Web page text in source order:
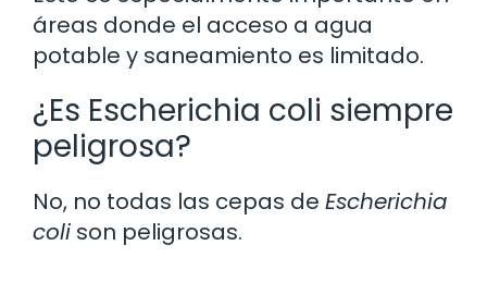
áreas donde el acceso a agua
potable y saneamiento es limitado.
¿Es Escherichia coli siempre
peligrosa?
No, no todas las cepas de Escherichia
coli son peligrosas.